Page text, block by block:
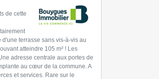
de cette
terrasse sans vis-à-vis au
atteindre 105 m² ! Les
adresse centrale aux portes de
au cœur de la commune. A
et services. Rare sur le